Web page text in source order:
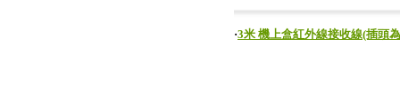
‧3米 機上盒紅外線接收線(插頭